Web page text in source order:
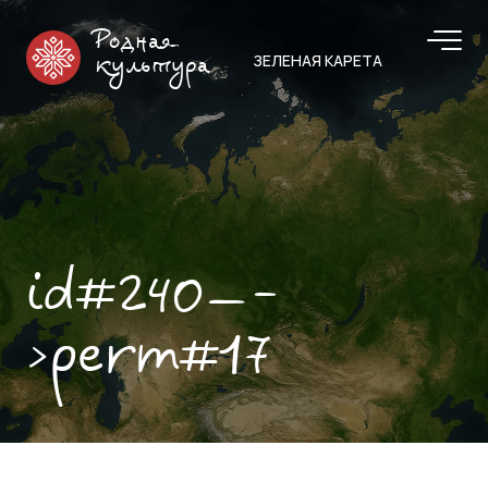
Родная
культура
ЗЕЛЕНАЯ КАРЕТА
id#240—-
>perm#17